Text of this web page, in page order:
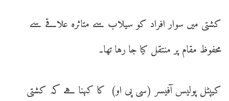
کشتی میں سوار افراد کو سیلاب سے متاثرہ علاقے سے
محفوظ مقام پر منتقل کیا جا رہا تھا۔
کیپٹل پولیس آفیسر (سی پی او) کا کہنا ہے کہ کشتی